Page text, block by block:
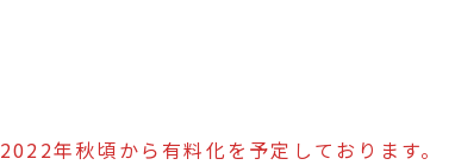
2022年秋頃から有料化を予定しております。